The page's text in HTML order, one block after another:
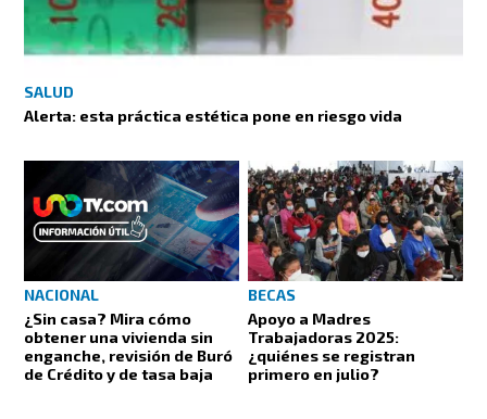
SALUD
Alerta: esta práctica estética pone en riesgo vida
NACIONAL
¿Sin casa? Mira cómo
obtener una vivienda sin
enganche, revisión de Buró
de Crédito y de tasa baja
BECAS
Apoyo a Madres
Trabajadoras 2025:
¿quiénes se registran
primero en julio?